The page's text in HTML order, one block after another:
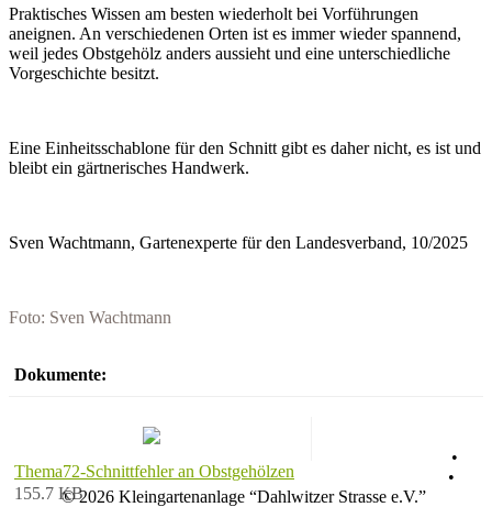
Praktisches Wissen am besten wiederholt bei Vorführungen
aneignen. An verschiedenen Orten ist es immer wieder spannend,
weil jedes Obstgehölz anders aussieht und eine unterschiedliche
Vorgeschichte besitzt.
Eine Einheitsschablone für den Schnitt gibt es daher nicht, es ist und
bleibt ein gärtnerisches Handwerk.
Sven Wachtmann, Gartenexperte für den Landesverband, 10/2025
Foto: Sven Wachtmann
Dokumente:
Thema72-Schnittfehler an Obstgehölzen
155.7 KB
•
•
© 2026 Kleingartenanlage “Dahlwitzer Strasse e.V.”